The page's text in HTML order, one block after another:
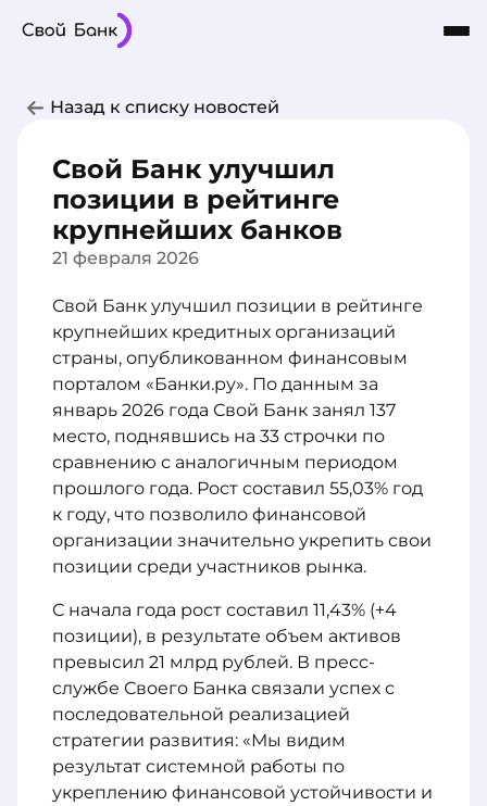
Частным лицам
Назад к списку новостей
Свой Банк улучшил
позиции в рейтинге
крупнейших банков
21 февраля 2026
Свой Банк улучшил позиции в рейтинге
крупнейших кредитных организаций
страны, опубликованном финансовым
порталом «Банки.ру». По данным за
январь 2026 года Свой Банк занял 137
место, поднявшись на 33 строчки по
сравнению с аналогичным периодом
прошлого года. Рост составил 55,03% год
к году, что позволило финансовой
организации значительно укрепить свои
позиции среди участников рынка.
С начала года рост составил 11,43% (+4
позиции), в результате объем активов
превысил 21 млрд рублей. В пресс-
службе Своего Банка связали успех с
последовательной реализацией
стратегии развития: «Мы видим
результат системной работы по
укреплению финансовой устойчивости и